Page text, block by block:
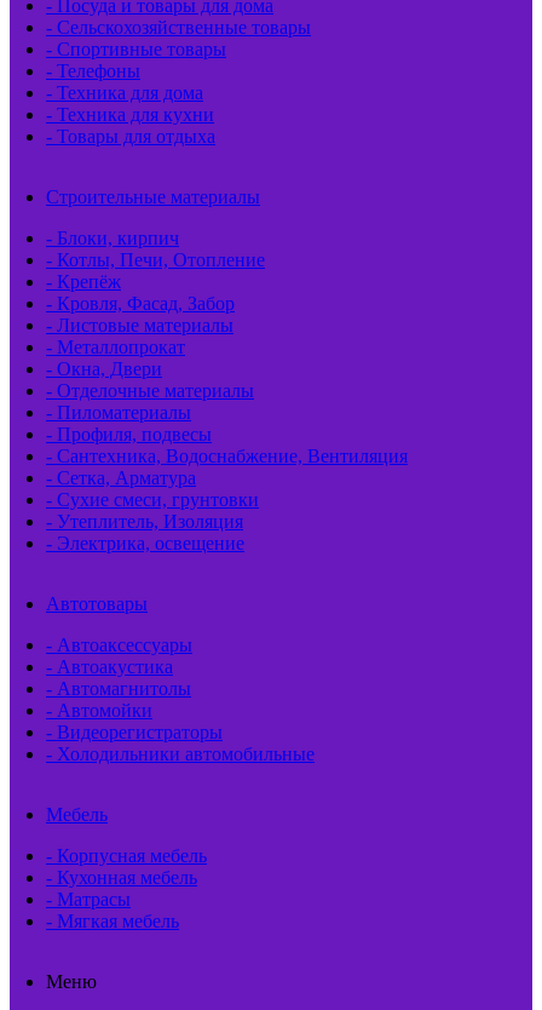
- Посуда и товары для дома
- Сельскохозяйственные товары
- Спортивные товары
- Телефоны
- Техника для дома
- Техника для кухни
- Товары для отдыха
Строительные материалы
- Блоки, кирпич
- Котлы, Печи, Отопление
- Крепёж
- Кровля, Фасад, Забор
- Листовые материалы
- Металлопрокат
- Окна, Двери
- Отделочные материалы
- Пиломатериалы
- Профиля, подвесы
- Сантехника, Водоснабжение, Вентиляция
- Сетка, Арматура
- Сухие смеси, грунтовки
- Утеплитель, Изоляция
- Электрика, освещение
Автотовары
- Автоаксессуары
- Автоакустика
- Автомагнитолы
- Автомойки
- Видеорегистраторы
- Холодильники автомобильные
Мебель
- Корпусная мебель
- Кухонная мебель
- Матрасы
- Мягкая мебель
Меню